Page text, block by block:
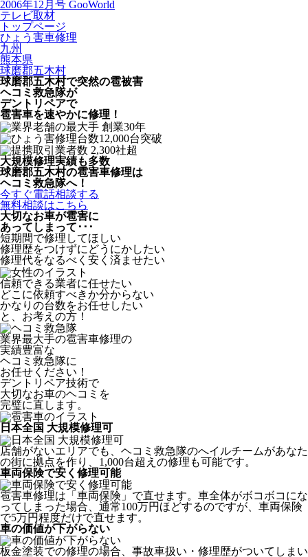
2006年12月号 GooWorld
テレビ取材
トップページ
ひょう害車修理
九州
熊本県
球磨郡五木村
球磨郡五木村で突然の雹被害
ヘコミ救急隊が
デントリペアで
雹害車を速やかに修理！
大規模修理実績も多数
球磨郡五木村の雹害車修理は
ヘコミ救急隊へ！
今すぐ電話相談する
無料相談はこちら
大切なお車が雹害に
あってしまって･･･
短期間で修理してほしい
修理歴をつけずにどうにかしたい
修理代をなるべく安く済ませたい
信頼できる業者に任せたい
どこに依頼すべきか分からない
かなりの台数をお任せしたい
と、お考えの方！
業界最大手の雹害車修理の
実績豊富な
ヘコミ救急隊に
お任せください！
デントリペア技術で
大切なお車のヘコミを
完璧に直します。
日本全国 大規模修理可
店舗がないエリアでも、ヘコミ救急隊のへイルチームがあなた
の街に拠点を作り、1,000台超えの修理も可能です。
車両保険で安く修理可能
雹害車修理は「車両保険」で直せます。車全体がボコボコにな
ってしまった場合、通常100万円ほどするのですが、車両保険
で5万円程度だけで直せます。
車の価値が下がらない
板金塗装での修理の場合、事故車扱い・修理歴がついてしまい